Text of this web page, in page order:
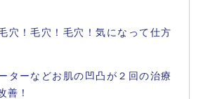
穴！毛穴！毛穴！気になって仕方
ターなどお肌の凹凸が２回の治療
善！